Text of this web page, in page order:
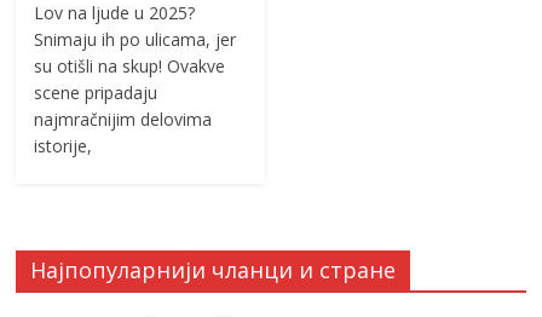
Lov na ljude u 2025?
Snimaju ih po ulicama, jer
su otišli na skup! Ovakve
scene pripadaju
najmračnijim delovima
istorije,
Најпопуларнији чланци и стране